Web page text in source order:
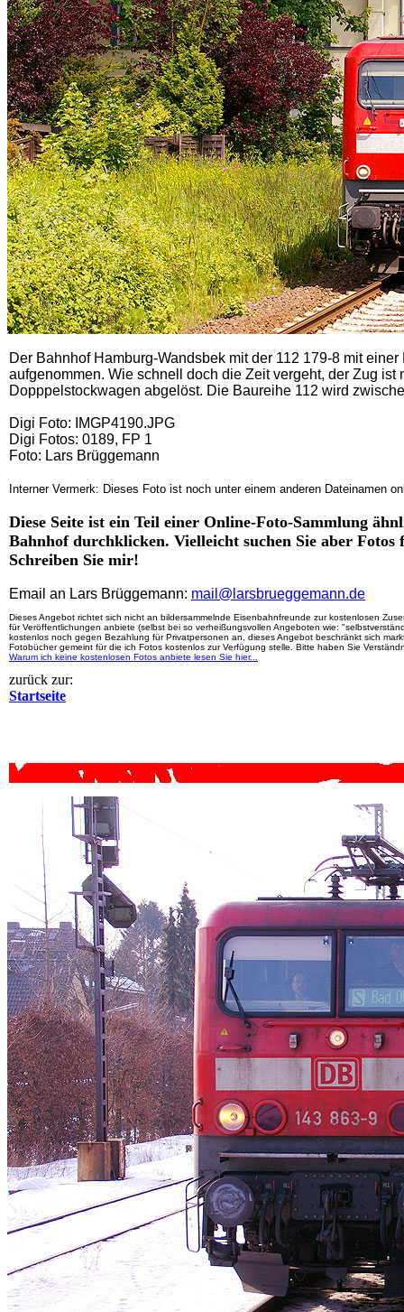
Der Bahnhof Hamburg-Wandsbek mit der 112 179-8 mit
aufgenommen. Wie schnell doch die Zeit vergeht, der Zug
Dopppelstockwagen abgelöst. Die Baureihe 112 wird
Digi Foto: IMGP4190.JPG
Digi Fotos: 0189, FP 1
Foto: Lars Brüggemann
Interner Vermerk: Dieses Foto ist noch unter einem anderen Dateinamen
Diese Seite ist ein Teil einer Online-Foto-Sammlung
Bahnhof durchklicken. Vielleicht suchen Sie aber
Schreiben Sie mir!
Email an Lars Brüggemann: mail@larsbrueggemann.de
Dieses Angebot richtet sich nicht an bildersammelnde Eisenbahnfreunde zur kostenlosen
für Veröffentlichungen anbiete (selbst bei so verheißungsvollen Angeboten wie:
kostenlos noch gegen Bezahlung für Privatpersonen an, dieses Angebot beschränkt sich
Fotobücher gemeint für die ich Fotos kostenlos zur Verfügung stelle. Bitte haben Sie
Warum ich keine kostenlosen Fotos anbiete lesen Sie hier...
zurück zur:
Startseite